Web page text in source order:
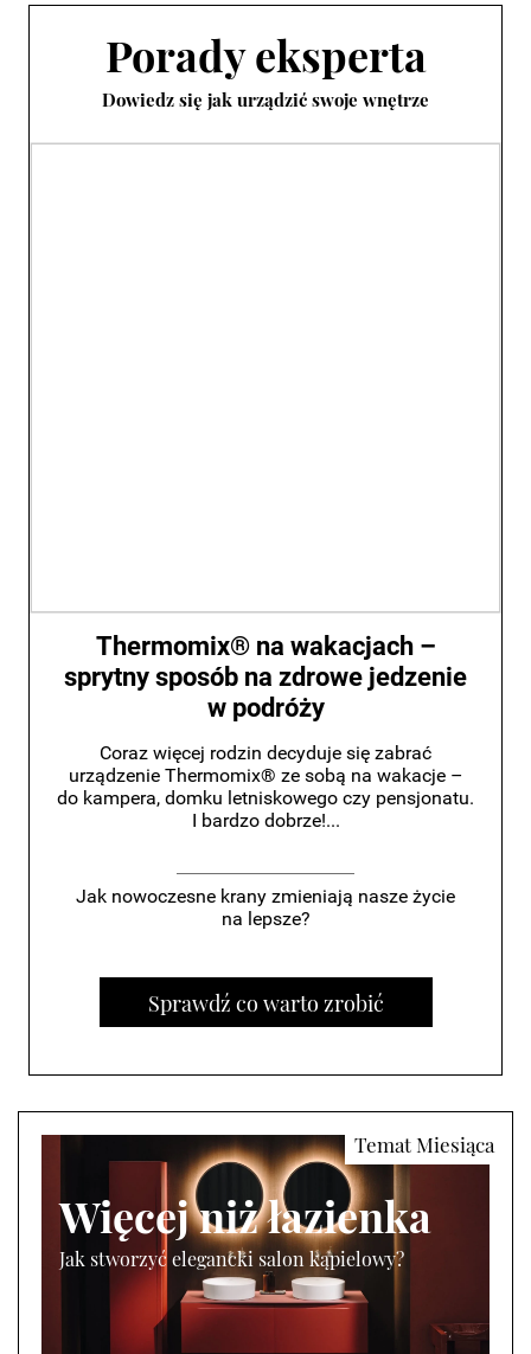
Porady eksperta
Dowiedz się jak urządzić swoje wnętrze
Thermomix® na wakacjach –
sprytny sposób na zdrowe jedzenie
w podróży
Coraz więcej rodzin decyduje się zabrać
urządzenie Thermomix® ze sobą na wakacje –
do kampera, domku letniskowego czy pensjonatu.
I bardzo dobrze!...
Jak nowoczesne krany zmieniają nasze życie
na lepsze?
Sprawdź co warto zrobić
Więcej niż łazienka
Jak stworzyć elegancki salon kąpielowy?